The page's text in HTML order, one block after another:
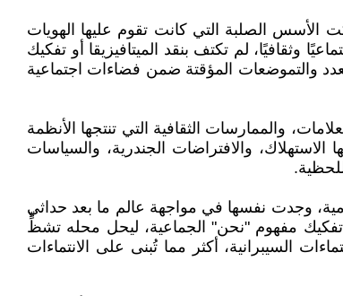
الأسس الصلبة التي كانت تقوم عليها الهويات
وثقافيًا، لم تكتف بنقد الميتافيزيقا أو تفكيك
والتموضعات المؤقتة ضمن فضاءات اجتماعية
والممارسات الثقافية التي تنتجها الأنظمة
الاستهلاك، والافتراضات الجندرية، والسياسات
وجدت نفسها في مواجهة عالم ما بعد حداثي
تفكيك مفهوم "نحن" الجماعية، ليحل محله تشظٍّ
السيبرانية، أكثر مما تُبنى على الانتماءات